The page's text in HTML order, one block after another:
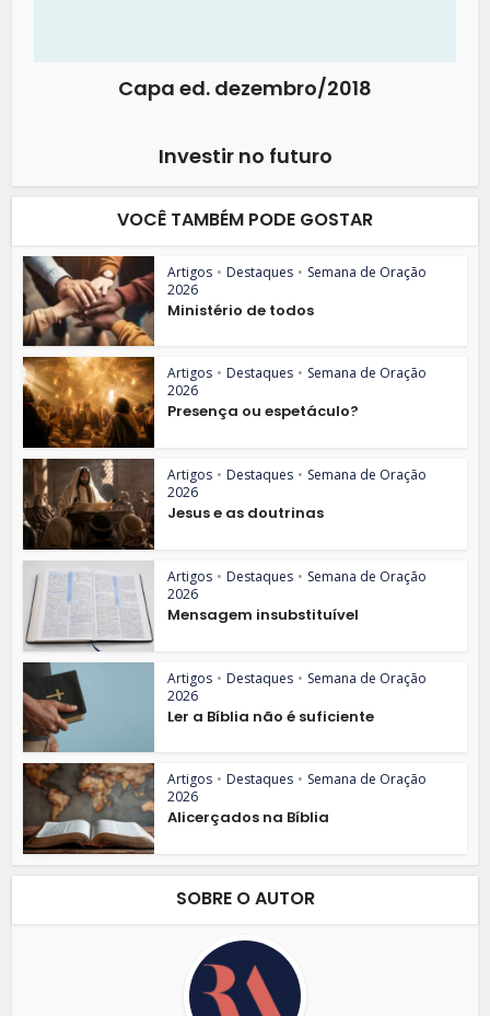
Capa ed. dezembro/2018
Investir no futuro
VOCÊ TAMBÉM PODE GOSTAR
Artigos • Destaques • Semana de Oração
2026
Ministério de todos
Artigos • Destaques • Semana de Oração
2026
Presença ou espetáculo?
Artigos • Destaques • Semana de Oração
2026
Jesus e as doutrinas
Artigos • Destaques • Semana de Oração
2026
Mensagem insubstituível
Artigos • Destaques • Semana de Oração
2026
Ler a Bíblia não é suficiente
Artigos • Destaques • Semana de Oração
2026
Alicerçados na Bíblia
SOBRE O AUTOR